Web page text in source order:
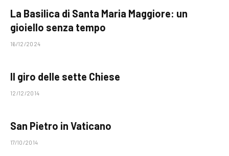
La Basilica di Santa Maria Maggiore: un
gioiello senza tempo
16/12/2024
Il giro delle sette Chiese
12/12/2014
San Pietro in Vaticano
17/10/2014